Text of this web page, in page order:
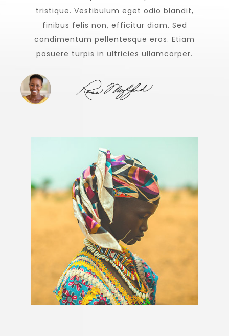
tristique. Vestibulum eget odio blandit,
finibus felis non, efficitur diam. Sed
condimentum pellentesque eros. Etiam
posuere turpis in ultricies ullamcorper.